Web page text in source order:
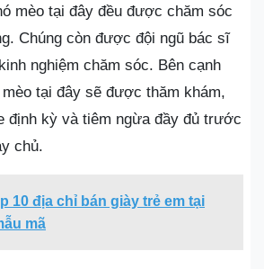
mèo tại đây đều được chăm sóc
Chúng còn được đội ngũ bác sĩ
nghiệm chăm sóc. Bên cạnh
tại đây sẽ được thăm khám,
định kỳ và tiêm ngừa đầy đủ trước
chủ.
10 địa chỉ bán giày trẻ em tại
mã